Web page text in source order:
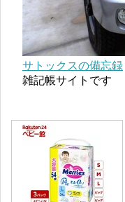
サトックスの備忘録
雑記帳サイトです